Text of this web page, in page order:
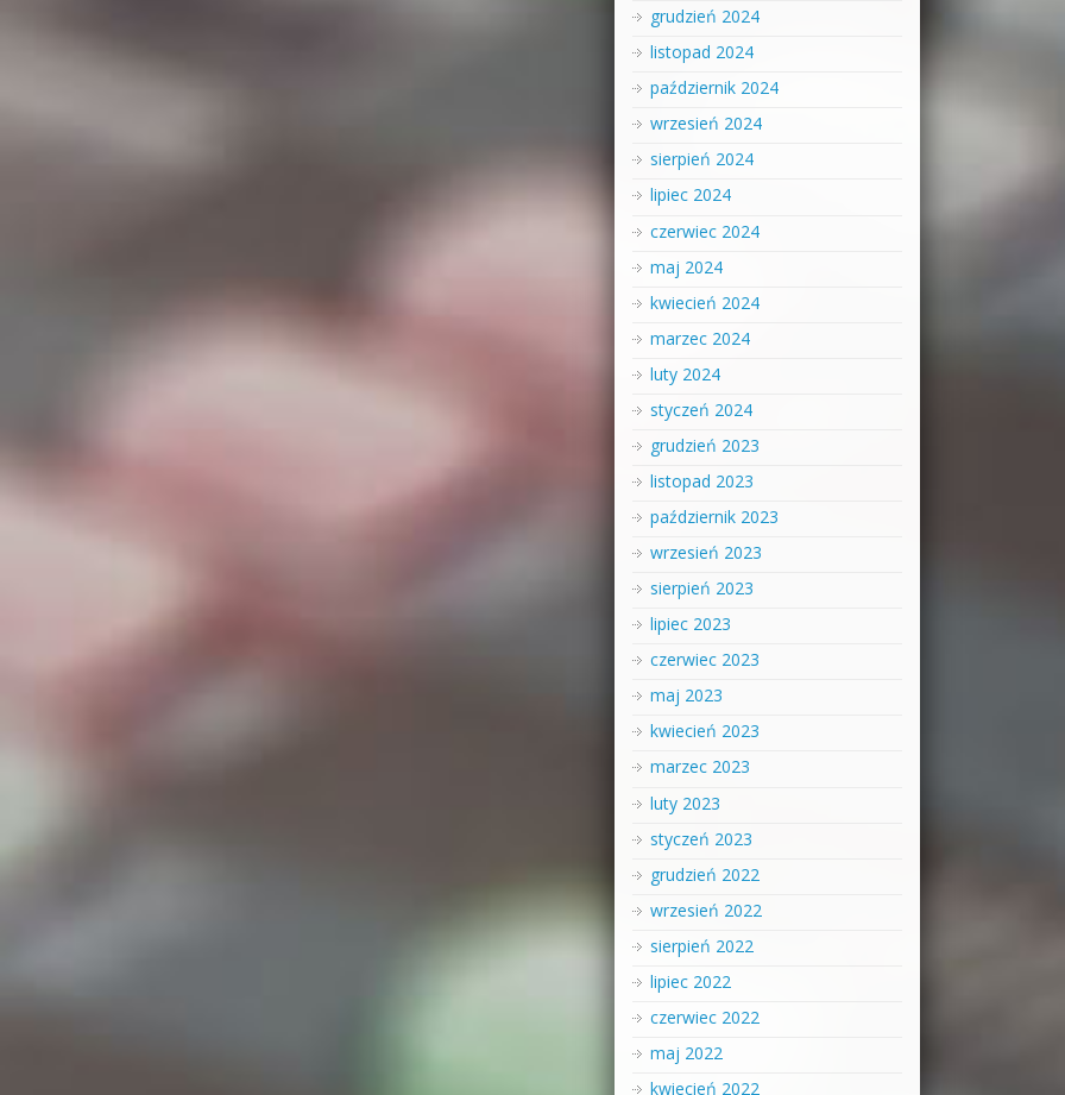
grudzień 2024
listopad 2024
październik 2024
wrzesień 2024
sierpień 2024
lipiec 2024
czerwiec 2024
maj 2024
kwiecień 2024
marzec 2024
luty 2024
styczeń 2024
grudzień 2023
listopad 2023
październik 2023
wrzesień 2023
sierpień 2023
lipiec 2023
czerwiec 2023
maj 2023
kwiecień 2023
marzec 2023
luty 2023
styczeń 2023
grudzień 2022
wrzesień 2022
sierpień 2022
lipiec 2022
czerwiec 2022
maj 2022
kwiecień 2022